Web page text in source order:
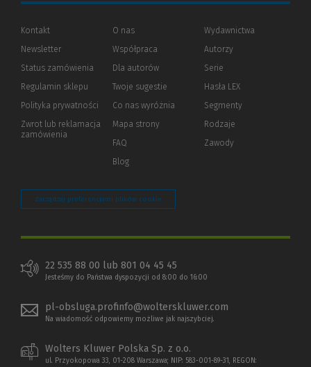
Kontakt
Newsletter
Status zamówienia
Regulamin sklepu
Polityka prywatności (Nowe
(Link
innej
Zwrot lub reklamacja
zamówienia
O nas
Współpraca
Dla autorów(Nowe
(Link
innej
strony)
Twoje sugestie
Co nas wyróżnia
Mapa strony
FAQ
Blog
Wydawnictwa
Autorzy
Serie
Hasła LEX
Segmenty
Rodzaje
Zawody
Zarządzaj preferencjami plików cookie
22 535 88 00 lub 801 04 45 45
Jesteśmy do Państwa dyspozycji od 8:00 do 16:00
pl-obsluga.profinfo@wolterskluwer.com
Na wiadomość odpowiemy możliwe jak najszybciej.
Wolters Kluwer Polska Sp. z o.o.
ul. Przyokopowa 33, 01-208 Warszawa; NIP: 583-001-89-31, REGON: